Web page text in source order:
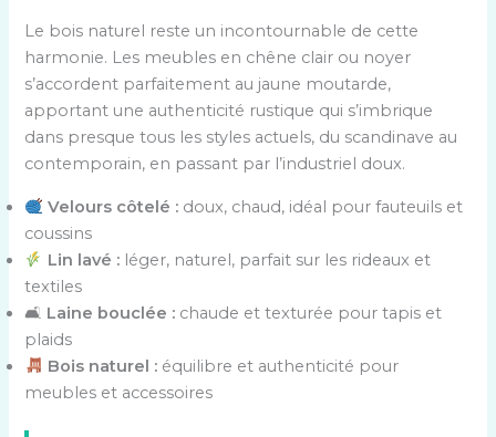
Le bois naturel reste un incontournable de cette
harmonie. Les meubles en chêne clair ou noyer
s’accordent parfaitement au jaune moutarde,
apportant une authenticité rustique qui s’imbrique
dans presque tous les styles actuels, du scandinave au
contemporain, en passant par l’industriel doux.
Velours côtelé : doux, chaud, idéal pour fauteuils et
coussins
Lin lavé : léger, naturel, parfait sur les rideaux et
textiles
🛋 Laine bouclée : chaude et texturée pour tapis et
plaids
Bois naturel : équilibre et authenticité pour
meubles et accessoires